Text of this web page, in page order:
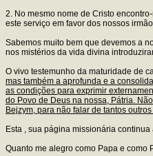
2. No mesmo nome de Cristo
este serviço em favor dos nossos
Sabemos muito bem que devemos a
nos mistérios da vida divina
O vivo testemunho da maturidade de
mas também a aprofunda e a
as condições para exprimir
do Povo de Deus na nossa, Pátria.
Bejzym, para não falar de tantos
Esta , sua página missionária
Quanto me alegro como Papa e como